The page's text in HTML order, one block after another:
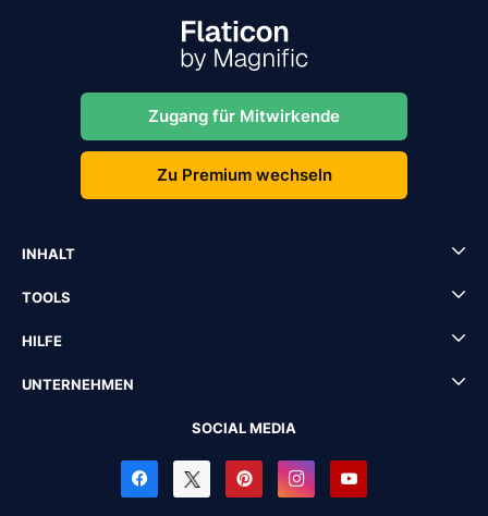
Zugang für Mitwirkende
Zu Premium wechseln
INHALT
TOOLS
HILFE
UNTERNEHMEN
SOCIAL MEDIA